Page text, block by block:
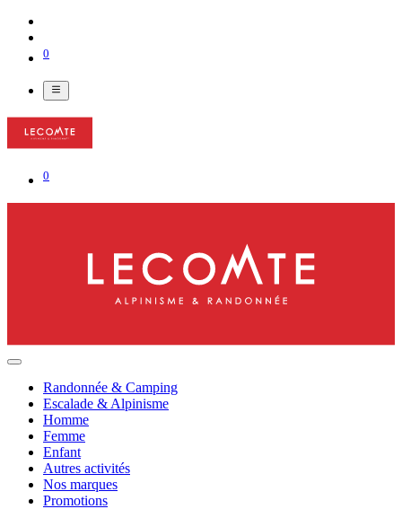
0
0
Randonnée & Camping
Escalade & Alpinisme
Homme
Femme
Enfant
Autres activités
Nos marques
Promotions